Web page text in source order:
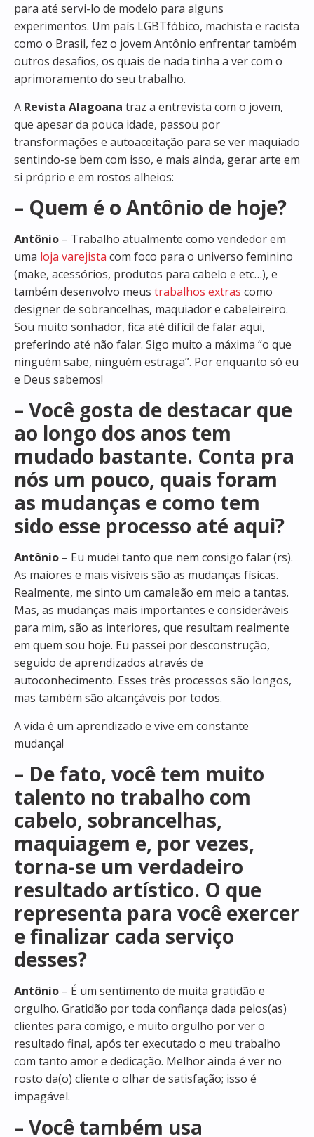
para até servi-lo de modelo para alguns
experimentos. Um país LGBTfóbico, machista e racista
como o Brasil, fez o jovem Antônio enfrentar também
outros desafios, os quais de nada tinha a ver com o
aprimoramento do seu trabalho.
A Revista Alagoana traz a entrevista com o jovem,
que apesar da pouca idade, passou por
transformações e autoaceitação para se ver maquiado
sentindo-se bem com isso, e mais ainda, gerar arte em
si próprio e em rostos alheios:
– Quem é o Antônio de hoje?
Antônio – Trabalho atualmente como vendedor em
uma loja varejista com foco para o universo feminino
(make, acessórios, produtos para cabelo e etc…), e
também desenvolvo meus trabalhos extras como
designer de sobrancelhas, maquiador e cabeleireiro.
Sou muito sonhador, fica até difícil de falar aqui,
preferindo até não falar. Sigo muito a máxima “o que
ninguém sabe, ninguém estraga”. Por enquanto só eu
e Deus sabemos!
– Você gosta de destacar que
ao longo dos anos tem
mudado bastante. Conta pra
nós um pouco, quais foram
as mudanças e como tem
sido esse processo até aqui?
Antônio – Eu mudei tanto que nem consigo falar (rs).
As maiores e mais visíveis são as mudanças físicas.
Realmente, me sinto um camaleão em meio a tantas.
Mas, as mudanças mais importantes e consideráveis
para mim, são as interiores, que resultam realmente
em quem sou hoje. Eu passei por desconstrução,
seguido de aprendizados através de
autoconhecimento. Esses três processos são longos,
mas também são alcançáveis por todos.
A vida é um aprendizado e vive em constante
mudança!
– De fato, você tem muito
talento no trabalho com
cabelo, sobrancelhas,
maquiagem e, por vezes,
torna-se um verdadeiro
resultado artístico. O que
representa para você exercer
e finalizar cada serviço
desses?
Antônio – É um sentimento de muita gratidão e
orgulho. Gratidão por toda confiança dada pelos(as)
clientes para comigo, e muito orgulho por ver o
resultado final, após ter executado o meu trabalho
com tanto amor e dedicação. Melhor ainda é ver no
rosto da(o) cliente o olhar de satisfação; isso é
impagável.
– Você também usa